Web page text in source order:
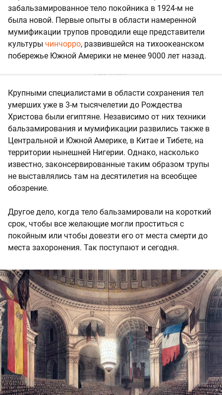
забальзамированное тело покойника в 1924-м не
была новой. Первые опыты в области намеренной
мумификации трупов проводили еще представители
культуры чинчорро, развившейся на тихоокеанском
побережье Южной Америки не менее 9000 лет назад.
Крупными специалистами в области сохранения тел
умерших уже в 3-м тысячелетии до Рождества
Христова были египтяне. Независимо от них техники
бальзамирования и мумификации развились также в
Центральной и Южной Америке, в Китае и Тибете, на
территории нынешней Нигерии. Однако, насколько
известно, законсервированные таким образом трупы
не выставлялись там на десятилетия на всеобщее
обозрение.
Другое дело, когда тело бальзамировали на короткий
срок, чтобы все желающие могли проститься с
покойным или чтобы довезти его от места смерти до
места захоронения. Так поступают и сегодня.